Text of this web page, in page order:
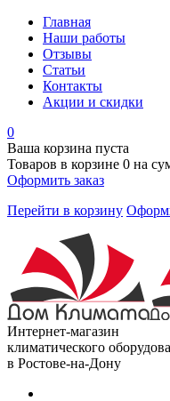
Главная
Наши работы
Отзывы
Статьи
Контакты
Акции и скидки
0
Ваша корзина пуста
Товаров в корзине 0 на
Оформить заказ
Перейти в корзину
Интернет-магазин
климатического
в Ростове-на-Дону